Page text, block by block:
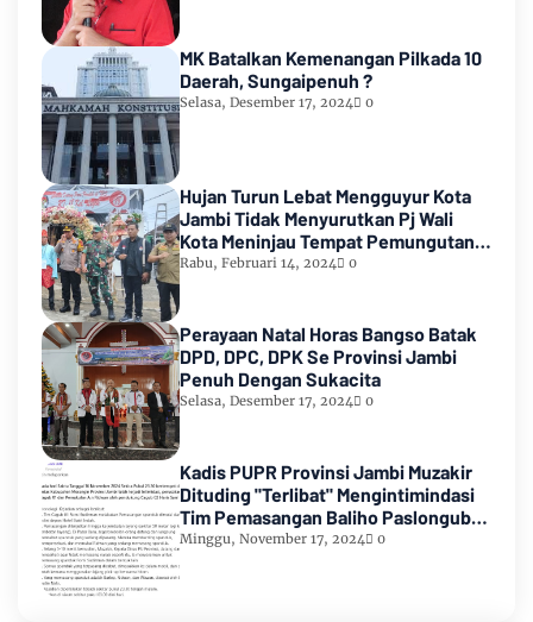
MK Batalkan Kemenangan Pilkada 10
Daerah, Sungaipenuh ?
Selasa, Desember 17, 2024 0
Hujan Turun Lebat Mengguyur Kota
Jambi Tidak Menyurutkan Pj Wali
Kota Meninjau Tempat Pemungutan
Suara Pemilu 2024
Rabu, Februari 14, 2024 0
Perayaan Natal Horas Bangso Batak
DPD, DPC, DPK Se Provinsi Jambi
Penuh Dengan Sukacita
Selasa, Desember 17, 2024 0
Kadis PUPR Provinsi Jambi Muzakir
Dituding "Terlibat" Mengintimindasi
Tim Pemasangan Baliho Paslongub
Romi-Sudirman
Minggu, November 17, 2024 0